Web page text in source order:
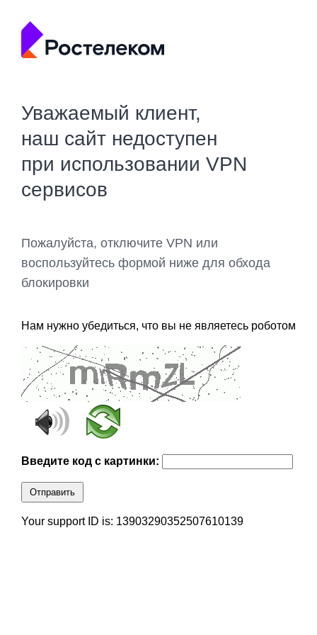
Уважаемый клиент,
наш сайт недоступен
при использовании VPN
сервисов
Пожалуйста, отключите VPN или
воспользуйтесь формой ниже для обхода
блокировки
Нам нужно убедиться, что вы не являетесь роботом
Введите код с картинки:
Отправить
Your support ID is: 13903290352507610139